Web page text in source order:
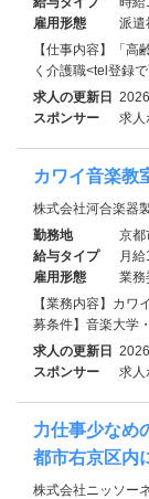
雇用形態
派遣
【仕事内容】「
く介護職<tel登録
求人の更新日
スポンサー
求人
カワイ音楽教
株式会社河合楽器
勤務地
京都
給与タイプ
月
雇用形態
業務
【業務内容】カ
募条件】音楽大学
求人の更新日
スポンサー
求人
力仕事少なめ
都市右京区内
株式会社ニッソー